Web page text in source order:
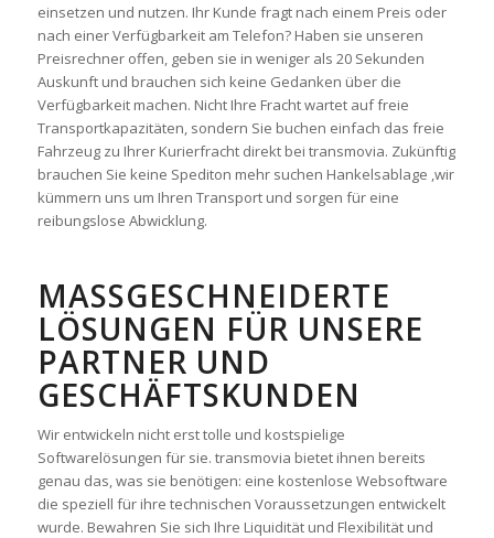
einsetzen und nutzen. Ihr Kunde fragt nach einem Preis oder
nach einer Verfügbarkeit am Telefon? Haben sie unseren
Preisrechner offen, geben sie in weniger als 20 Sekunden
Auskunft und brauchen sich keine Gedanken über die
Verfügbarkeit machen. Nicht Ihre Fracht wartet auf freie
Transportkapazitäten, sondern Sie buchen einfach das freie
Fahrzeug zu Ihrer Kurierfracht direkt bei transmovia. Zukünftig
brauchen Sie keine Spediton mehr suchen Hankelsablage ,wir
kümmern uns um Ihren Transport und sorgen für eine
reibungslose Abwicklung.
MASSGESCHNEIDERTE L
ÖSUNGEN FÜR UNSERE P
ARTNER UND G
ESCHÄFTSKUNDEN
Wir entwickeln nicht erst tolle und kostspielige
Softwarelösungen für sie. transmovia bietet ihnen bereits
genau das, was sie benötigen: eine kostenlose Websoftware
die speziell für ihre technischen Voraussetzungen entwickelt
wurde. Bewahren Sie sich Ihre Liquidität und Flexibilität und